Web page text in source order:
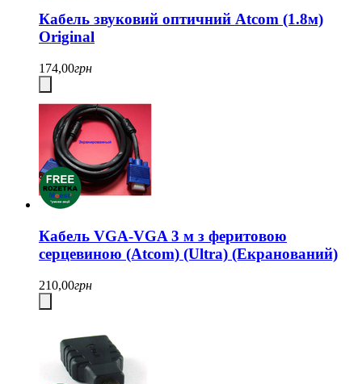
Кабель звуковий оптичний Atcom (1.8м)
Original
174,00грн
Кабель VGA-VGA 3 м з феритовою
серцевиною (Atcom) (Ultra) (Екранований)
210,00грн